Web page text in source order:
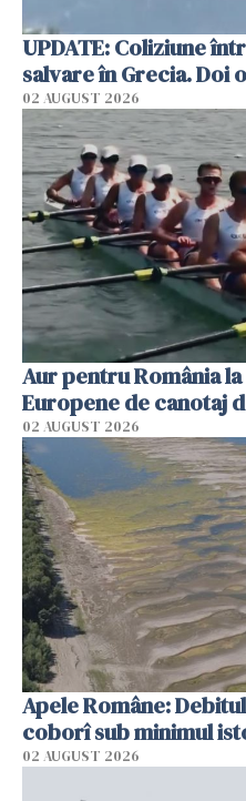
UPDATE: Coliziune
salvare în Grecia. Doi
02 AUGUST 2026
Aur pentru România
Europene de canotaj
02 AUGUST 2026
Apele Române:
coborî sub minimul
02 AUGUST 2026